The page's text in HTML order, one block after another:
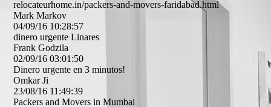
relocateurhome.­in/­packers-­and-­movers-­faridabad.­html
Mark Markov
04/09/16 10:28:57
dinero urgente Linares
Frank Godzila
02/09/16 03:01:50
Dinero urgente en 3 minutos!
Omkar Ji
23/08/16 11:49:39
Packers and Movers in Mumbai